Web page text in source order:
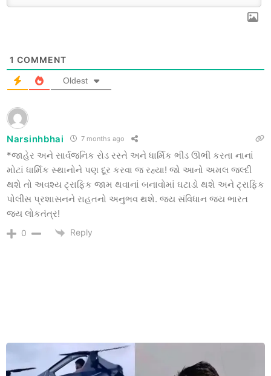
1 COMMENT
Oldest
Narsinhbhai 7 months ago
*જાહેર અને સાર્વજનિક રોડ રસ્તે અને ધાર્મિક ભીડ ઊભી કરતા નાનાં
મોટાં ધાર્મિક સ્થાનોને પણ દૂર કરવા જ રહ્યા! જો આનો અમલ જલ્દી
થશે તો અવશ્ય ટ્રાફિક જામ થવાનાં બનાવોમાં ઘટાડો થશે અને ટ્રાફિક
પોલીસ પ્રશાસનને રાહતનો અનુભવ થશે. જય સંવિધાન જય ભારત
જય લોકતંત્ર!
0 Reply